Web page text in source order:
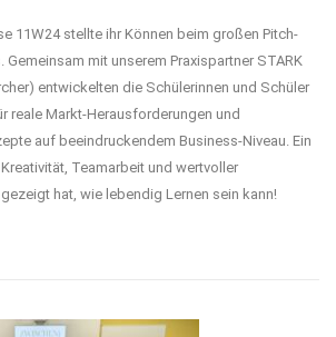
11W24 stellte ihr Können beim großen Pitch-
Gemeinsam mit unserem Praxispartner STARK
entwickelten die Schülerinnen und Schüler
reale Markt-Herausforderungen und
auf beeindruckendem Business-Niveau. Ein
Teamarbeit und wertvoller
hat, wie lebendig Lernen sein kann!